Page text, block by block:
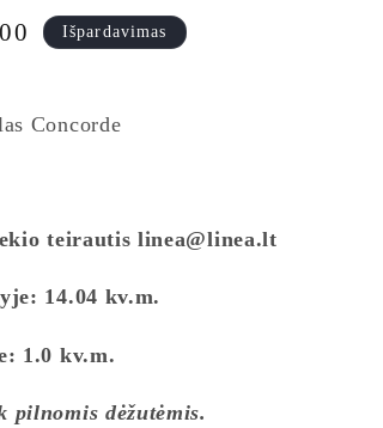
Išpardavimas
Concorde
teirautis linea@linea.lt
14.04 kv.m.
1.0 kv.m.
pilnomis dėžutėmis.